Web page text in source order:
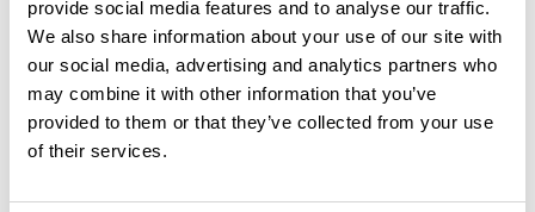
provide social media features and to analyse our traffic.
We also share information about your use of our site with
our social media, advertising and analytics partners who
may combine it with other information that you’ve
provided to them or that they’ve collected from your use
of their services.
E-post